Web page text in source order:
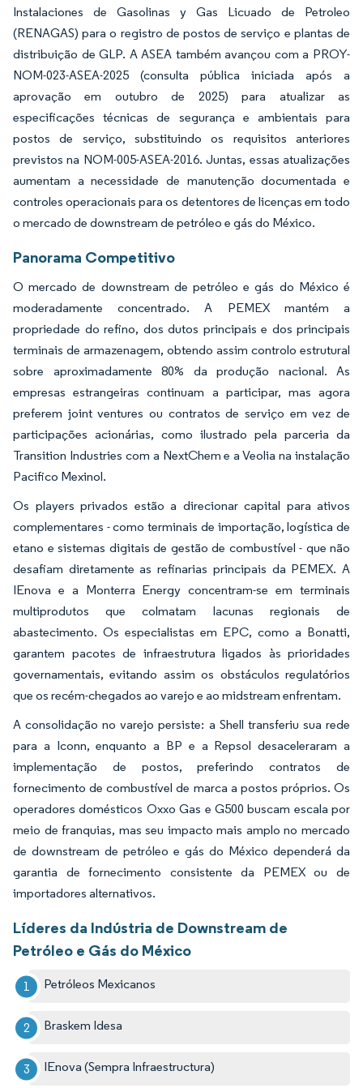
Instalaciones de Gasolinas y Gas Licuado de Petroleo
(RENAGAS) para o registro de postos de serviço e plantas de
distribuição de GLP. A ASEA também avançou com a PROY-
NOM-023-ASEA-2025 (consulta pública iniciada após a
aprovação em outubro de 2025) para atualizar as
especificações técnicas de segurança e ambientais para
postos de serviço, substituindo os requisitos anteriores
previstos na NOM-005-ASEA-2016. Juntas, essas atualizações
aumentam a necessidade de manutenção documentada e
controles operacionais para os detentores de licenças em todo
o mercado de downstream de petróleo e gás do México.
Panorama Competitivo
O mercado de downstream de petróleo e gás do México é
moderadamente concentrado. A PEMEX mantém a
propriedade do refino, dos dutos principais e dos principais
terminais de armazenagem, obtendo assim controlo estrutural
sobre aproximadamente 80% da produção nacional. As
empresas estrangeiras continuam a participar, mas agora
preferem joint ventures ou contratos de serviço em vez de
participações acionárias, como ilustrado pela parceria da
Transition Industries com a NextChem e a Veolia na instalação
Pacifico Mexinol.
Os players privados estão a direcionar capital para ativos
complementares - como terminais de importação, logística de
etano e sistemas digitais de gestão de combustível - que não
desafiam diretamente as refinarias principais da PEMEX. A
IEnova e a Monterra Energy concentram-se em terminais
multiprodutos que colmatam lacunas regionais de
abastecimento. Os especialistas em EPC, como a Bonatti,
garantem pacotes de infraestrutura ligados às prioridades
governamentais, evitando assim os obstáculos regulatórios
que os recém-chegados ao varejo e ao midstream enfrentam.
A consolidação no varejo persiste: a Shell transferiu sua rede
para a Iconn, enquanto a BP e a Repsol desaceleraram a
implementação de postos, preferindo contratos de
fornecimento de combustível de marca a postos próprios. Os
operadores domésticos Oxxo Gas e G500 buscam escala por
meio de franquias, mas seu impacto mais amplo no mercado
de downstream de petróleo e gás do México dependerá da
garantia de fornecimento consistente da PEMEX ou de
importadores alternativos.
Líderes da Indústria de Downstream de
Petróleo e Gás do México
Petróleos Mexicanos
Braskem Idesa
IEnova (Sempra Infraestructura)